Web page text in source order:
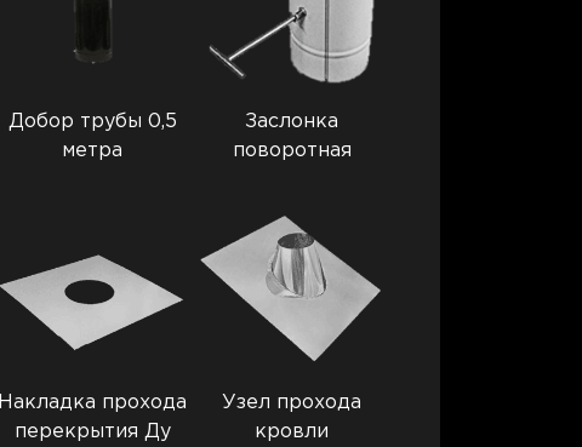
Добор трубы 0,5
метра
Заслонка
поворотная
Накладка прохода
перекрытия Ду
Узел прохода
кровли